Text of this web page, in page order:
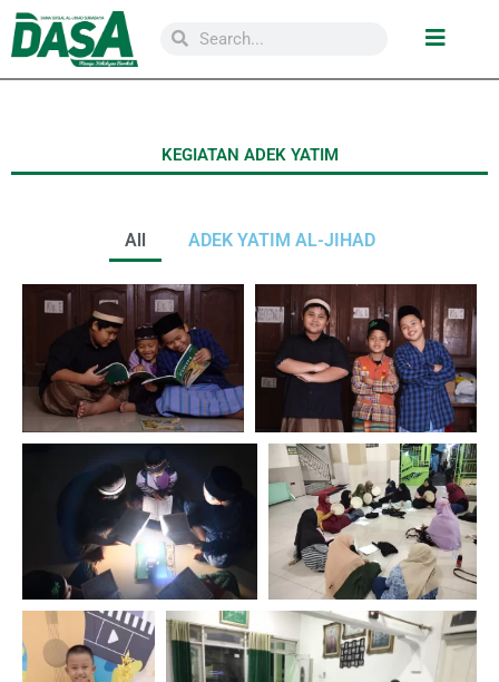
KEGIATAN ADEK YATIM
All ADEK YATIM AL-JIHAD